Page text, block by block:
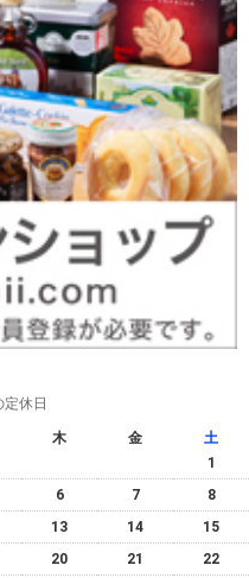
休日
木 金
土
1
6 7
8
13 14
15
20 21
22